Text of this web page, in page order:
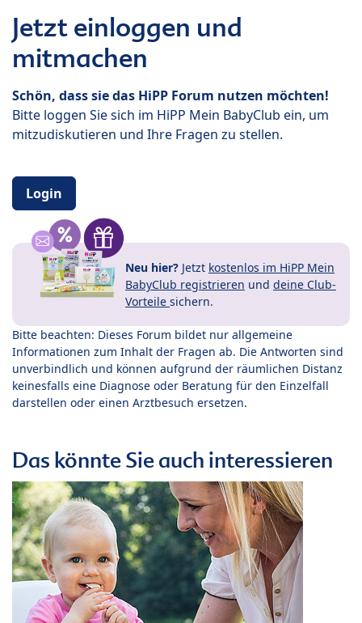
Jetzt einloggen und
mitmachen
Schön, dass sie das HiPP Forum nutzen möchten!
Bitte loggen Sie sich im HiPP Mein BabyClub ein, um
mitzudiskutieren und Ihre Fragen zu stellen.
Login
Neu hier? Jetzt kostenlos im HiPP Mein
BabyClub registrieren und deine Club-
Vorteile sichern.
Bitte beachten: Dieses Forum bildet nur allgemeine
Informationen zum Inhalt der Fragen ab. Die Antworten sind
unverbindlich und können aufgrund der räumlichen Distanz
keinesfalls eine Diagnose oder Beratung für den Einzelfall
darstellen oder einen Arztbesuch ersetzen.
Das könnte Sie auch interessieren